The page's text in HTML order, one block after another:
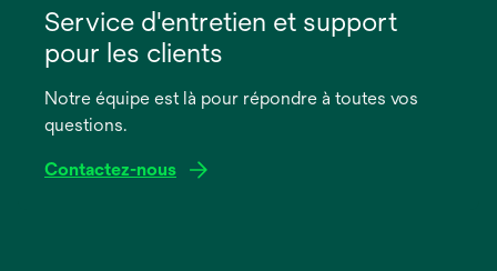
dans
nouvel
onglet
Service d'entretien et support
pour les clients
Notre équipe est là pour répondre à toutes vos
questions.
Contactez-nous